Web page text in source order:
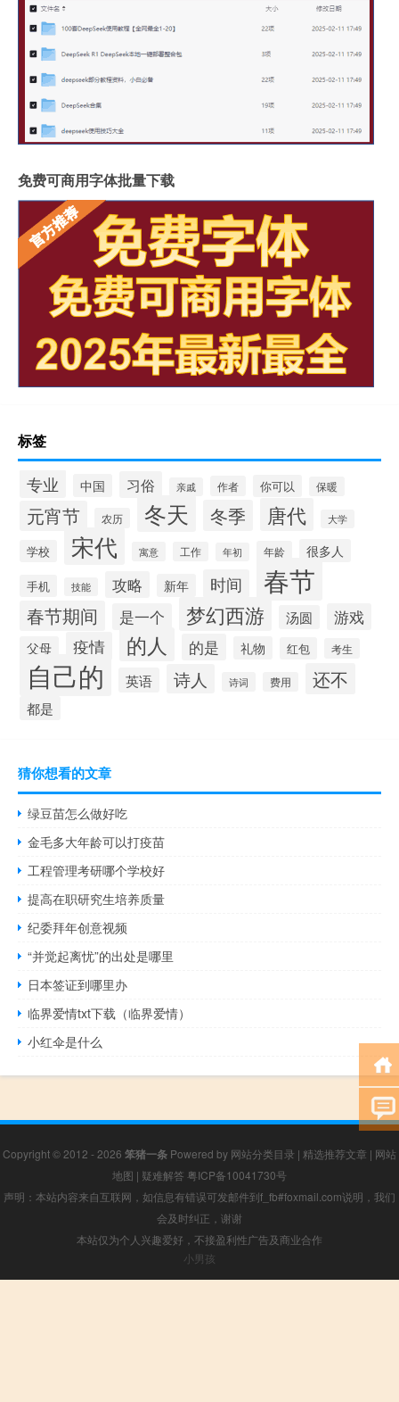
免费可商用字体批量下载
标签
专业 中国 习俗 亲戚 作者 你可以 保暖
元宵节 农历 冬天 冬季 唐代 大学
学校 宋代 寓意 工作 年初 年龄 很多人
手机 技能 攻略 新年 时间 春节
春节期间 是一个 梦幻西游 汤圆 游戏
父母 疫情 的人 的是 礼物 红包 考生
自己的 英语 诗人 诗词 费用 还不
都是
猜你想看的文章
绿豆苗怎么做好吃
金毛多大年龄可以打疫苗
工程管理考研哪个学校好
提高在职研究生培养质量
纪委拜年创意视频
“并觉起离忧”的出处是哪里
日本签证到哪里办
临界爱情txt下载（临界爱情）
小红伞是什么
Copyright © 2012 - 2026 笨猪一条 Powered by 网站分类目录 | 精选推荐文章 | 网站
地图 | 疑难解答 粤ICP备10041730号
声明：本站内容来自互联网，如信息有错误可发邮件到f_fb#foxmail.com说明，我们
会及时纠正，谢谢
本站仅为个人兴趣爱好，不接盈利性广告及商业合作
小男孩